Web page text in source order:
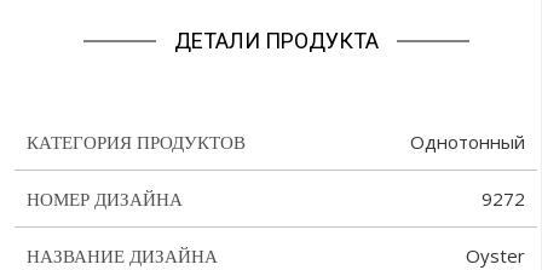
ДЕТАЛИ ПРОДУКТА
КАТЕГОРИЯ ПРОДУКТОВ Однотонный
НОМЕР ДИЗАЙНА 9272
НАЗВАНИЕ ДИЗАЙНА Oyster